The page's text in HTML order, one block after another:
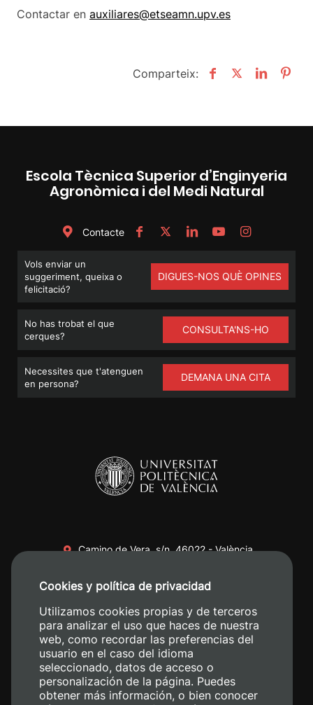
Contactar en auxiliares@etseamn.upv.es
Comparteix:
Escola Tècnica Superior d’Enginyeria
Agronòmica i del Medi Natural
Contacte
Vols enviar un
suggeriment, queixa o
felicitació?
DIGUES-NOS QUÈ OPINES
No has trobat el que
cerques?
CONSULTA'NS-HO
Necessites que t'atenguen
en persona?
DEMANA UNA CITA
Camino de Vera, s/n. 46022 - València
+34 620 04 00 50
Cookies y política de privacidad
Utilizamos cookies propias y de terceros
para analizar el uso que haces de nuestra
web, como recordar las preferencias del
usuario en el caso del idioma
seleccionado, datos de acceso o
personalización de la página. Puedes
obtener más información, o bien conocer